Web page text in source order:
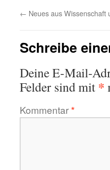
← Neues aus Wissenschaft
Schreibe
Deine E-Mail-
Felder sind mit *
Kommentar*